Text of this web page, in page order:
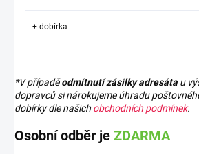
+ dobírka
*V případěodmítnutí zásilky adresáta u
dopravců si nárokujeme úhradu
dobírky dle našich obchodních podmínek.
Osobní odběr je ZDARMA